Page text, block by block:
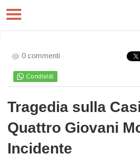
0 commenti
Tragedia sulla
Quattro Giovani
Incidente